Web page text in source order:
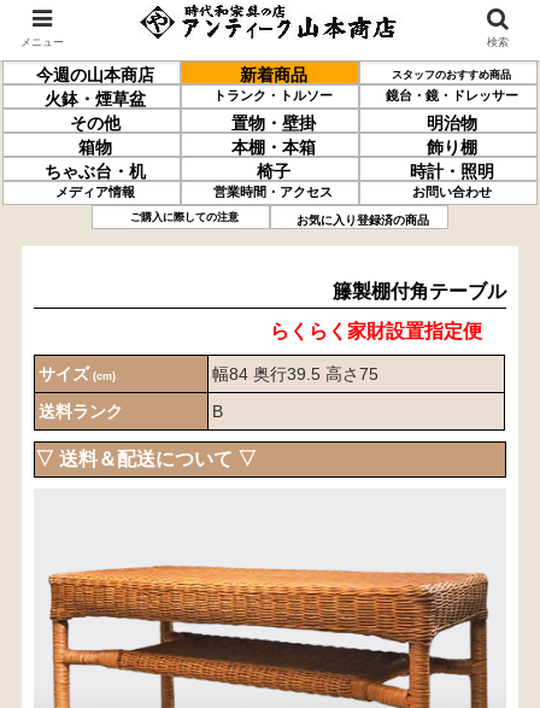
今週の山本商店 新着商品 スタッフのおすすめ商品
火鉢・煙草盆 トランク・トルソー 鏡台・鏡・ドレッサー
その他 置物・壁掛
明治物
箱物
本棚・本箱
飾り棚
ちゃぶ台・机
椅子 時計・照明
メディア情報 営業時間・アクセス お問い合わせ
ご購入に際しての注意 お気に入り登録済の商品
棚付角テーブル
籐製棚付角テーブル
らくらく家財設置指定便
サイズ (cm)
幅84 奥行39.5 高さ75
送料ランク
B
▽ 送料＆配送について ▽
・商品代金に送料は含まれておりません。
・送料は、商品のサイズ・発送先地域によって異なり
ます。
・ご購入手続きを進める途中で「宅急便」を選択いた
だくと、自動的に送料が加算されます。
・配送についての詳細は、こちら→
メニュー 検索